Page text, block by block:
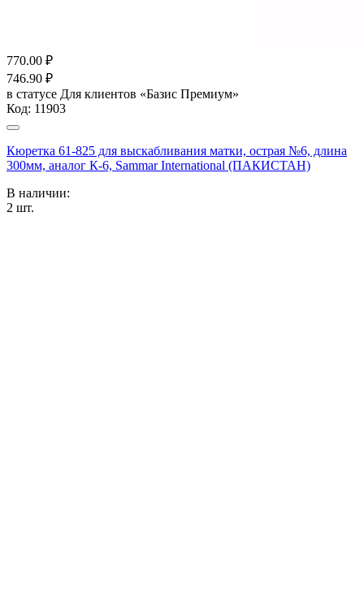
770.00 ₽
746.90 ₽
в статусе Для клиентов «Базис Премиум»
Код: 11903
Кюретка 61-825 для выскабливания матки, острая №6, длина
300мм, аналог К-6, Sammar International (ПАКИСТАН)
В наличии:
2 шт.